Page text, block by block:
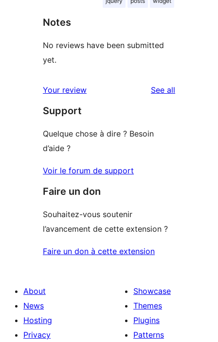
Notes
No reviews have been submitted
yet.
Your review See all
Support
Quelque chose à dire ? Besoin
d’aide ?
Voir le forum de support
Faire un don
Souhaitez-vous soutenir
l’avancement de cette extension ?
Faire un don à cette extension
About
News
Hosting
Privacy
Showcase
Themes
Plugins
Patterns